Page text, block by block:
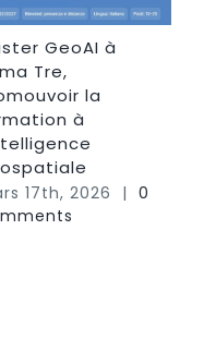
GeoAI à
Tre,
la
à
17th, 2026 | 0